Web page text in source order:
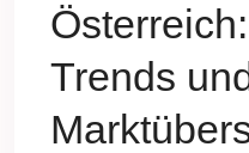
Trends